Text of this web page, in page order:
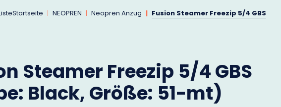
Startseite NEOPREN Neopren Anzug Fusion Steamer Freezip 5/4 GBS
Steamer Freezip 5/4 GBS
Black, Größe: 51-mt)